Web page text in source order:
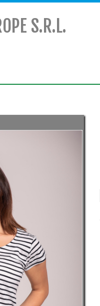
S.R.L.